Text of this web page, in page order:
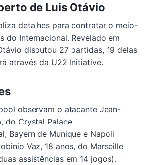
de Luis Otávio
detalhes para contratar o meio-
do Internacional. Revelado em
disputou 27 partidas, 19 delas
através da U22 Initiative.
observam o atacante Jean-
do Crystal Palace.
Bayern de Munique e Napoli
Vaz, 18 anos, do Marseille
assistências em 14 jogos).